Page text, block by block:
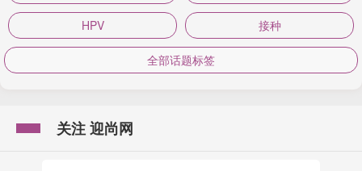
HPV 接种
全部话题标签
关注 迎尚网